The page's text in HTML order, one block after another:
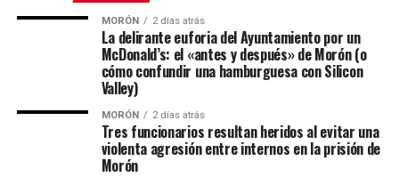
MORÓN 2 días atrás
La delirante euforia del Ayuntamiento por un
McDonald’s: el «antes y después» de Morón (o
cómo confundir una hamburguesa con Silicon
Valley)
MORÓN 2 días atrás
Tres funcionarios resultan heridos al evitar una
violenta agresión entre internos en la prisión de
Morón